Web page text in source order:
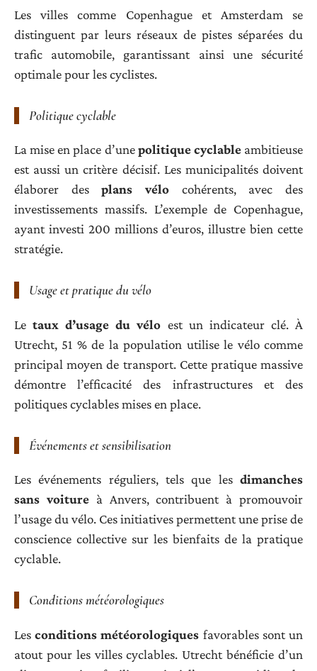
Les villes comme Copenhague et Amsterdam se
distinguent par leurs réseaux de pistes séparées du
trafic automobile, garantissant ainsi une sécurité
optimale pour les cyclistes.
Politique cyclable
La mise en place d’unepolitique cyclableambitieuse
est aussi un critère décisif. Les municipalités doivent
élaborer desplans vélo cohérents, avec des
investissements massifs. L’exemple de Copenhague,
ayant investi 200 millions d’euros, illustre bien cette
stratégie.
Usage et pratique du vélo
Letaux d’usage du vélo est un indicateur clé. À
Utrecht, 51 % de la population utilise le vélo comme
principal moyen de transport. Cette pratique massive
démontre l’efficacité des infrastructures et des
politiques cyclables mises en place.
Événements et sensibilisation
Les événements réguliers, tels que les dimanches
sans voitureà Anvers, contribuent à promouvoir
l’usage du vélo. Ces initiatives permettent une prise de
conscience collective sur les bienfaits de la pratique
cyclable.
Conditions météorologiques
Lesconditions météorologiques favorables sont un
atout pour les villes cyclables. Utrecht bénéficie d’un